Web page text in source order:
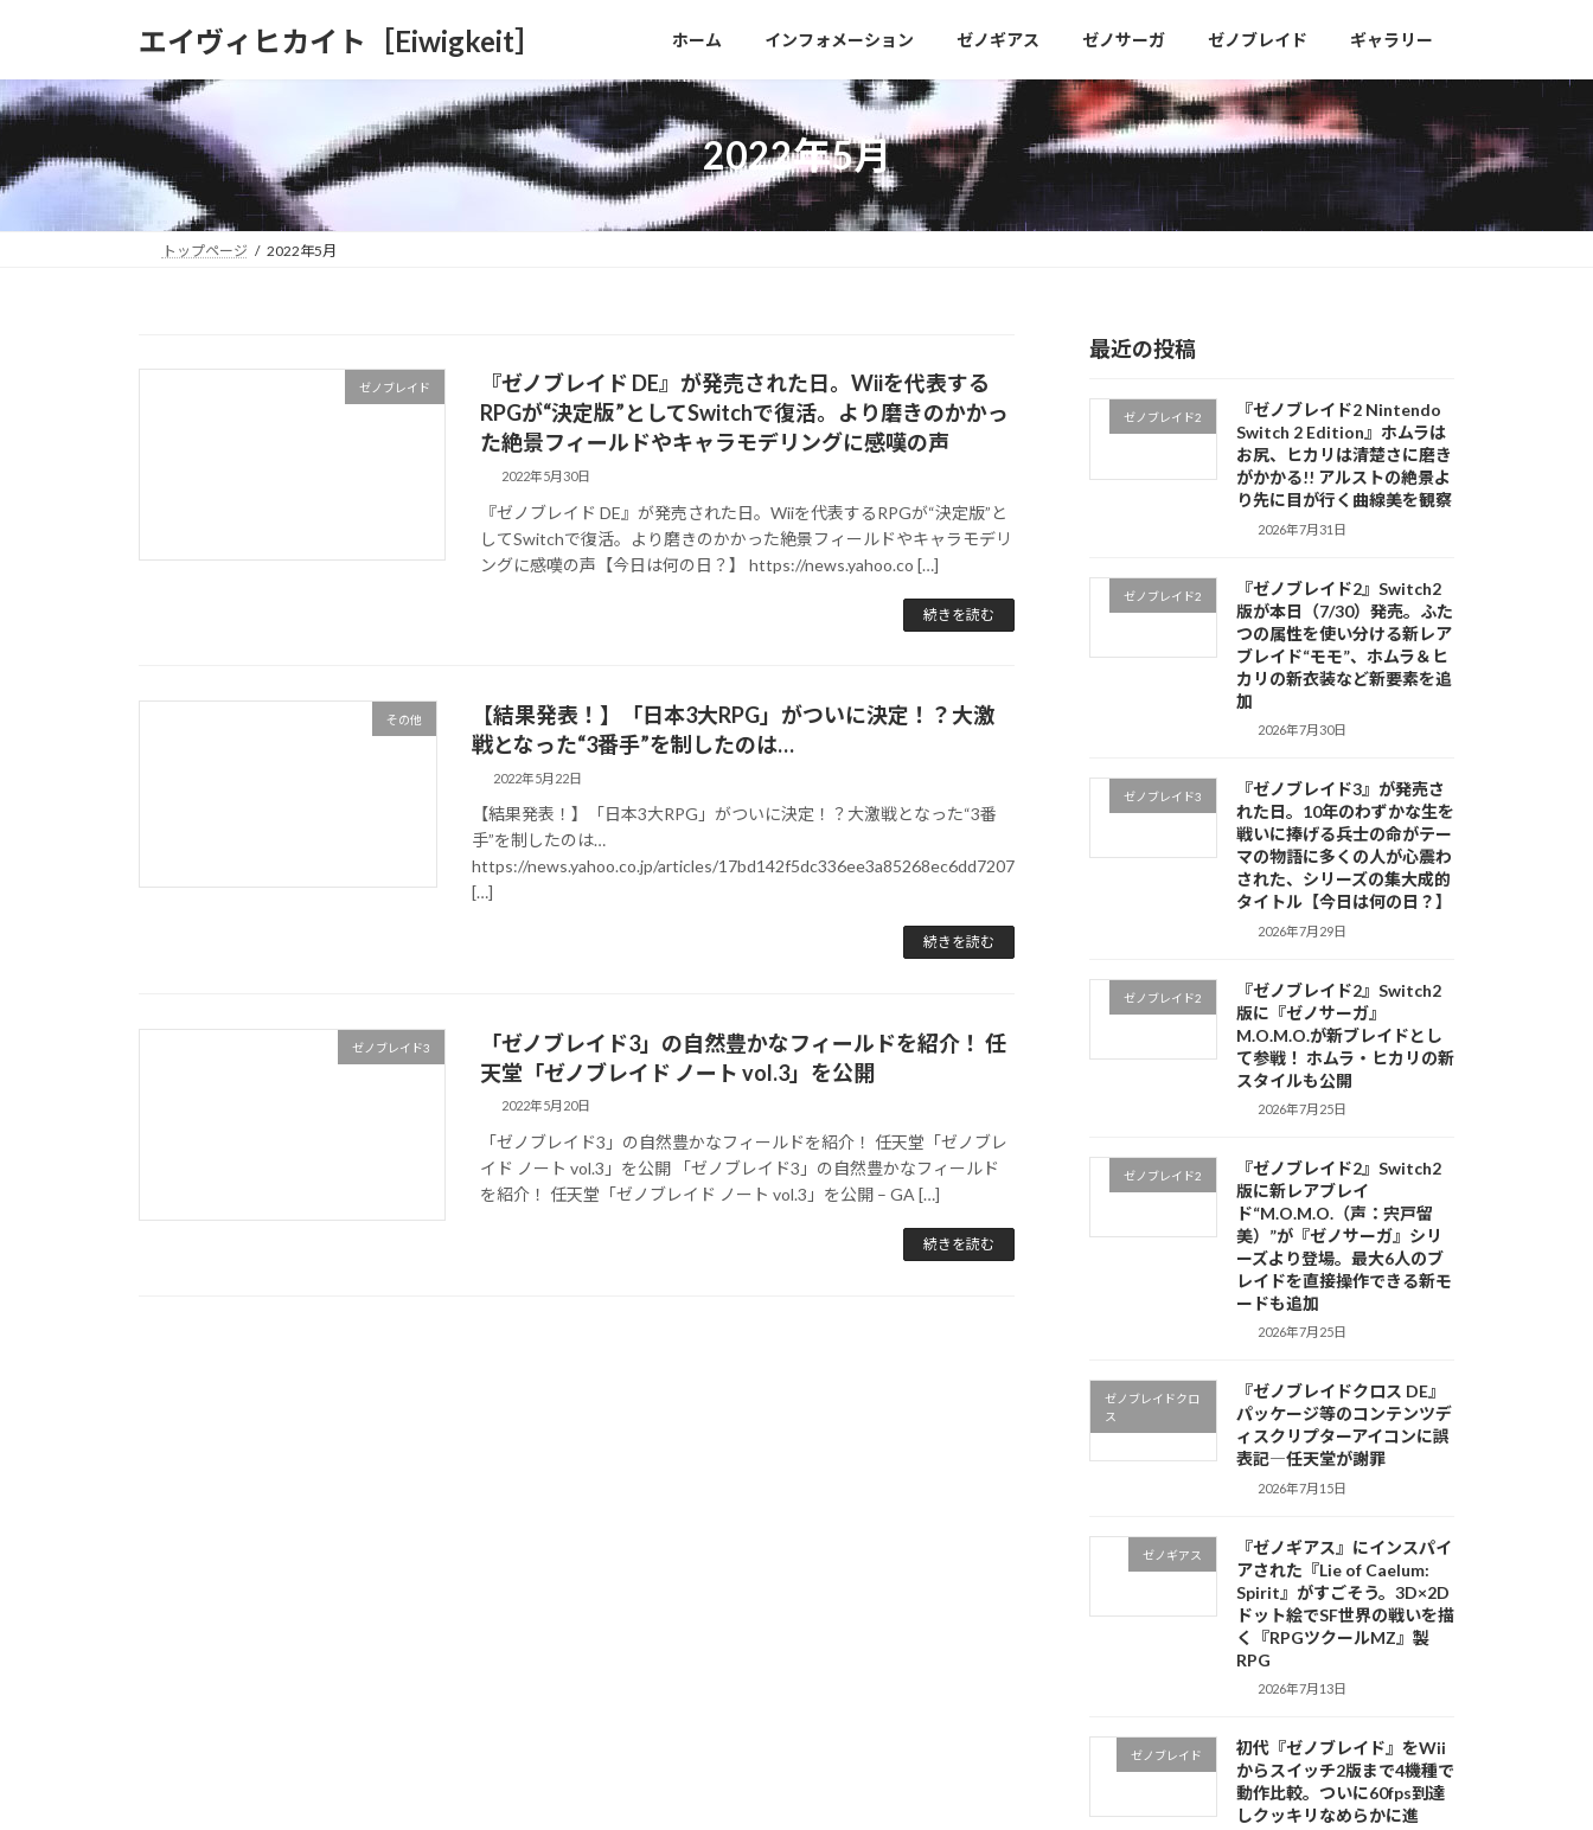
ン
ツ
ス
ー
シ
ン
エイヴィヒカイト［Eiwigkeit］ ホーム インフォメーション ゼノギアス ゼノサーガ ゼノブレイド ギャラリー
2022年5月
トップページ 2022年5月
ゼノブレイド
『ゼノブレイド DE』が発売された日。Wiiを代表する
RPGが“決定版”としてSwitchで復活。より磨きのかかっ
た絶景フィールドやキャラモデリングに感嘆の声
2022年5月30日
『ゼノブレイド DE』が発売された日。Wiiを代表するRPGが“決定版”と
してSwitchで復活。より磨きのかかった絶景フィールドやキャラモデリ
ングに感嘆の声【今日は何の日？】 https://news.yahoo.co […]
続きを読む
その他
【結果発表！】「日本3大RPG」がついに決定！？大激
戦となった“3番手”を制したのは…
2022年5月22日
【結果発表！】「日本3大RPG」がついに決定！？大激戦となった“3番
手”を制したのは…
https://news.yahoo.co.jp/articles/17bd142f5dc336ee3a85268ec6dd7207
[…]
続きを読む
ゼノブレイド3
「ゼノブレイド3」の自然豊かなフィールドを紹介！ 任
天堂「ゼノブレイド ノート vol.3」を公開
2022年5月20日
「ゼノブレイド3」の自然豊かなフィールドを紹介！ 任天堂「ゼノブレ
イド ノート vol.3」を公開 「ゼノブレイド3」の自然豊かなフィールド
を紹介！ 任天堂「ゼノブレイド ノート vol.3」を公開 – GA […]
続きを読む
最近の投稿
ゼノブレイド2
『ゼノブレイド2 Nintendo
Switch 2 Edition』ホムラは
お尻、ヒカリは清楚さに磨き
がかかる!! アルストの絶景よ
り先に目が行く曲線美を観察
2026年7月31日
ゼノブレイド2
『ゼノブレイド2』Switch2
版が本日（7/30）発売。ふた
つの属性を使い分ける新レア
ブレイド“モモ”、ホムラ＆ヒ
カリの新衣装など新要素を追
加
2026年7月30日
ゼノブレイド3
『ゼノブレイド3』が発売さ
れた日。10年のわずかな生を
戦いに捧げる兵士の命がテー
マの物語に多くの人が心震わ
された、シリーズの集大成的
タイトル【今日は何の日？】
2026年7月29日
ゼノブレイド2
『ゼノブレイド2』Switch2
版に『ゼノサーガ』
M.O.M.O.が新ブレイドとし
て参戦！ ホムラ・ヒカリの新
スタイルも公開
2026年7月25日
ゼノブレイド2
『ゼノブレイド2』Switch2
版に新レアブレイ
ド“M.O.M.O.（声：宍戸留
美）”が『ゼノサーガ』シリ
ーズより登場。最大6人のブ
レイドを直接操作できる新モ
ードも追加
2026年7月25日
ゼノブレイドクロ
ス
『ゼノブレイドクロス DE』
パッケージ等のコンテンツデ
ィスクリプターアイコンに誤
表記―任天堂が謝罪
2026年7月15日
ゼノギアス
『ゼノギアス』にインスパイ
アされた『Lie of Caelum:
Spirit』がすごそう。3D×2D
ドット絵でSF世界の戦いを描
く『RPGツクールMZ』製
RPG
2026年7月13日
ゼノブレイド
初代『ゼノブレイド』をWii
からスイッチ2版まで4機種で
動作比較。ついに60fps到達
しクッキリなめらかに進